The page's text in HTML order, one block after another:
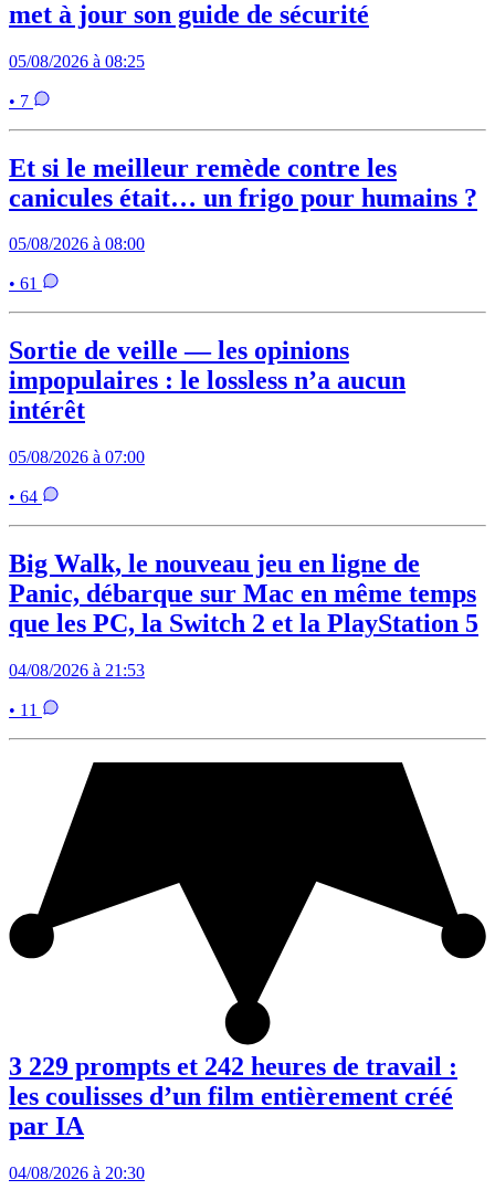
met à jour son guide de sécurité
05/08/2026 à 08:25
• 7
Et si le meilleur remède contre les
canicules était… un frigo pour humains ?
05/08/2026 à 08:00
• 61
Sortie de veille — les opinions
impopulaires : le lossless n’a aucun
intérêt
05/08/2026 à 07:00
• 64
Big Walk, le nouveau jeu en ligne de
Panic, débarque sur Mac en même temps
que les PC, la Switch 2 et la PlayStation 5
04/08/2026 à 21:53
• 11
3 229 prompts et 242 heures de travail :
les coulisses d’un film entièrement créé
par IA
04/08/2026 à 20:30